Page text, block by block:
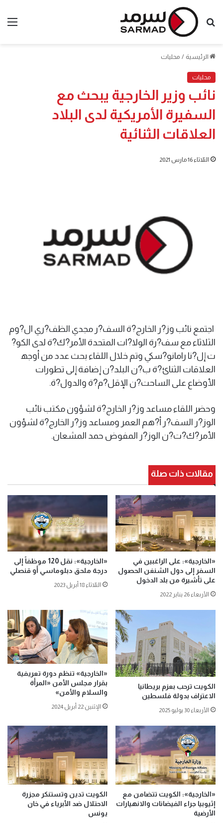
بحث
الرئيسية / محليات
محليات
نائب وزير الخارجية يبحث مع
السفيرة الأمريكية لدى البلاد
العلاقات الثنائية
الثلاثاء 16 مارس 2021
اجتمع نائب وز?ر الخارج?ة السف?ر مجدي الظف?ري ال?وم
الثلاثاء مع سف?رة الولا?ات المتحدة الأمر?ك?ة لدى الكو?
ت إل?نا رامانو?سكي وتم خلال اللقاء بحث عدد من أوجھ
العلاقات الثنائ?ة ب?ن البلد?ن إضافة إلى تطورات
الأوضاع على الساحت?ن الإقل?م?ة والدول?ة.
وحضر اللقاء مساعد وز?ر الخارج?ة لشؤون مكتب نائب
الوز?ر السف?ر أ?ھم العمر ومساعد وز?ر الخارج?ة لشؤون
الأمر?ك?ت?ن الوز?ر المفوض حمد المشعان.
مقالات ذات صلة
«الخارجية»: على الراغبين في
السفر إلى دول الشنغن الحصول
على تأشيرة من بلد الدخول
الأربعاء 26 يناير 2022
«الخارجية»: نقل 120 موظفاً إلى
درجة ملحق دبلوماسي أو قنصلي
الثلاثاء 18 أبريل 2023
الكويت ترحب بعزم بريطانيا
الاعتراف بدولة فلسطين
الأربعاء 30 يوليو 2025
«الخارجية» تنظم دورة تعريفية
بقرار مجلس الأمن «المرأة
والسلام والأمن»
الإثنين 22 أبريل 2024
«الخارجية»: الكويت تتضامن مع
إثيوبيا جراء الفيضانات والانهيارات
الأرضية
الكويت تدين وتستنكر مجزرة
الاحتلال ضد الأبرياء في خان
يونس